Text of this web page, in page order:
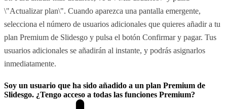
\"Actualizar plan\". Cuando aparezca una pantalla emergente,
selecciona el número de usuarios adicionales que quieres añadir a tu
plan Premium de Slidesgo y pulsa el botón Confirmar y pagar. Tus
usuarios adicionales se añadirán al instante, y podrás asignarlos
inmediatamente.
Soy un usuario que ha sido añadido a un plan Premium de
Slidesgo. ¿Tengo acceso a todas las funciones Premium?